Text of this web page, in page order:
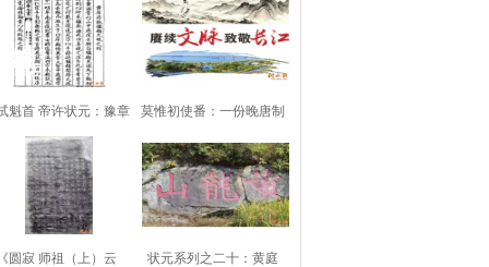
魁首 帝许状元：豫章
豪杰黄庠
莫惟初使番：一份晚唐制
书的历史余响
圆寂 师祖（上）云 状元系列之二十：黄庭